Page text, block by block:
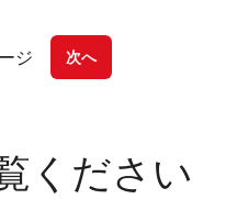
ジ 次へ
ください